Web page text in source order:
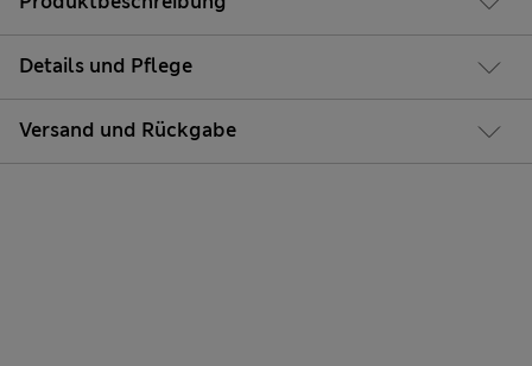
Details und Pflege
Versand und Rückgabe